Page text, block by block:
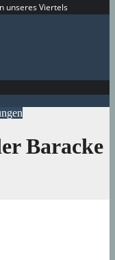
unseres Viertels
Baracke